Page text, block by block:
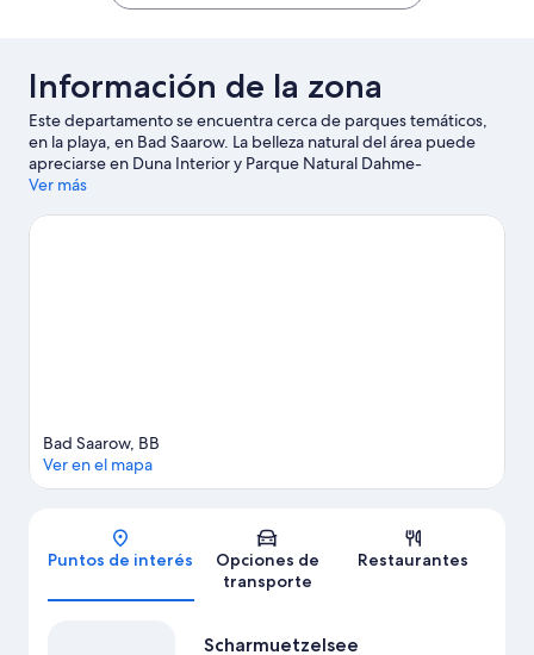
Información de la zona
Este departamento se encuentra cerca de parques temáticos,
en la playa, en Bad Saarow. La belleza natural del área puede
apreciarse en Duna Interior y Parque Natural Dahme-
Heideseen, y los puntos de interés incluyen Termas de Saarow y
atracciones Irrlandia y Kräuter und Naturhof. En la zona puedes
Ver más
Mapa
Bad Saarow, BB
Ver en el mapa
Puntos de interés
Opciones de
transporte
Restaurantes
Scharmuetzelsee